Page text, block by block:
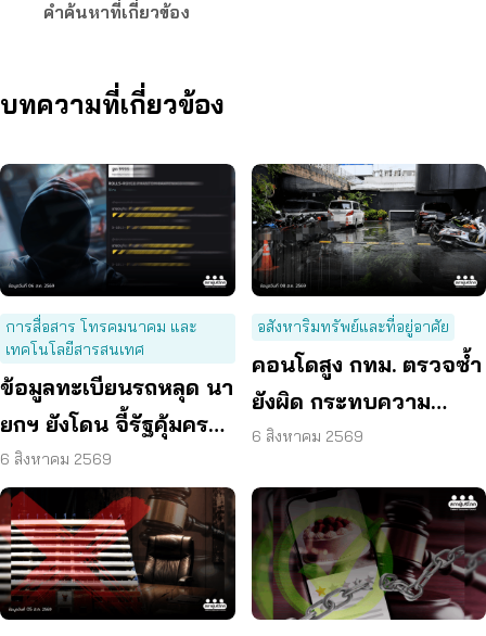
คำค้นหาที่เกี่ยวข้อง
บทความที่เกี่ยวข้อง
การสื่อสาร โทรคมนาคม และ
เทคโนโลยีสารสนเทศ
ข้อมูลทะเบียนรถหลุด นา
ยกฯ ยังโดน จี้รัฐคุ้มครอง
ข้อมูลส่วนบุคคล
6 สิงหาคม 2569
อสังหาริมทรัพย์และที่อยู่อาศัย
คอนโดสูง กทม. ตรวจซ้ำ
ยังผิด กระทบความ
ปลอดภัย
6 สิงหาคม 2569